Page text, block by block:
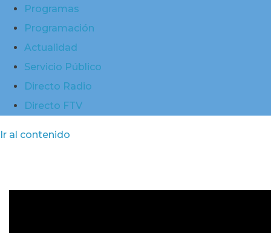
Programas
Programación
Actualidad
Servicio Público
Directo Radio
Directo FTV
Ir al contenido